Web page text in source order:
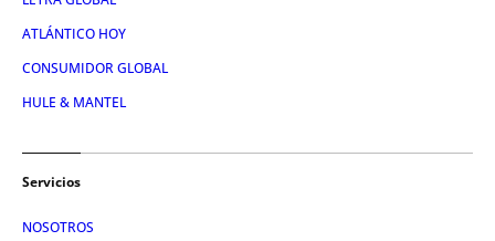
ATLÁNTICO HOY
CONSUMIDOR GLOBAL
HULE & MANTEL
Servicios
NOSOTROS